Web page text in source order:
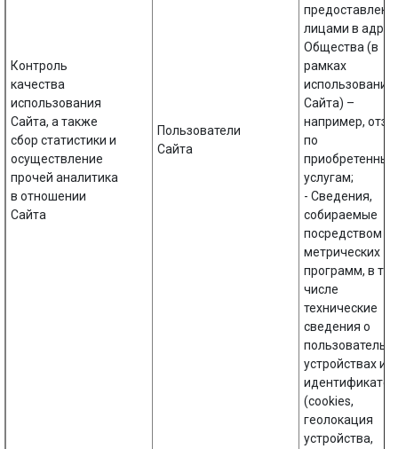
Контроль
качества
использования
Сайта, а также
сбор статистики и
осуществление
прочей аналитика
в отношении
Сайта
Пользователи
Сайта
лицами в адрес
Общества (в
рамках
использования
Сайта) –
например,
по
приобретенным
услугам;
- Сведения,
собираемые
посредством
метрических
программ, в
числе
технические
сведения о
устройствах и
(cookies,
геолокация
устройства,